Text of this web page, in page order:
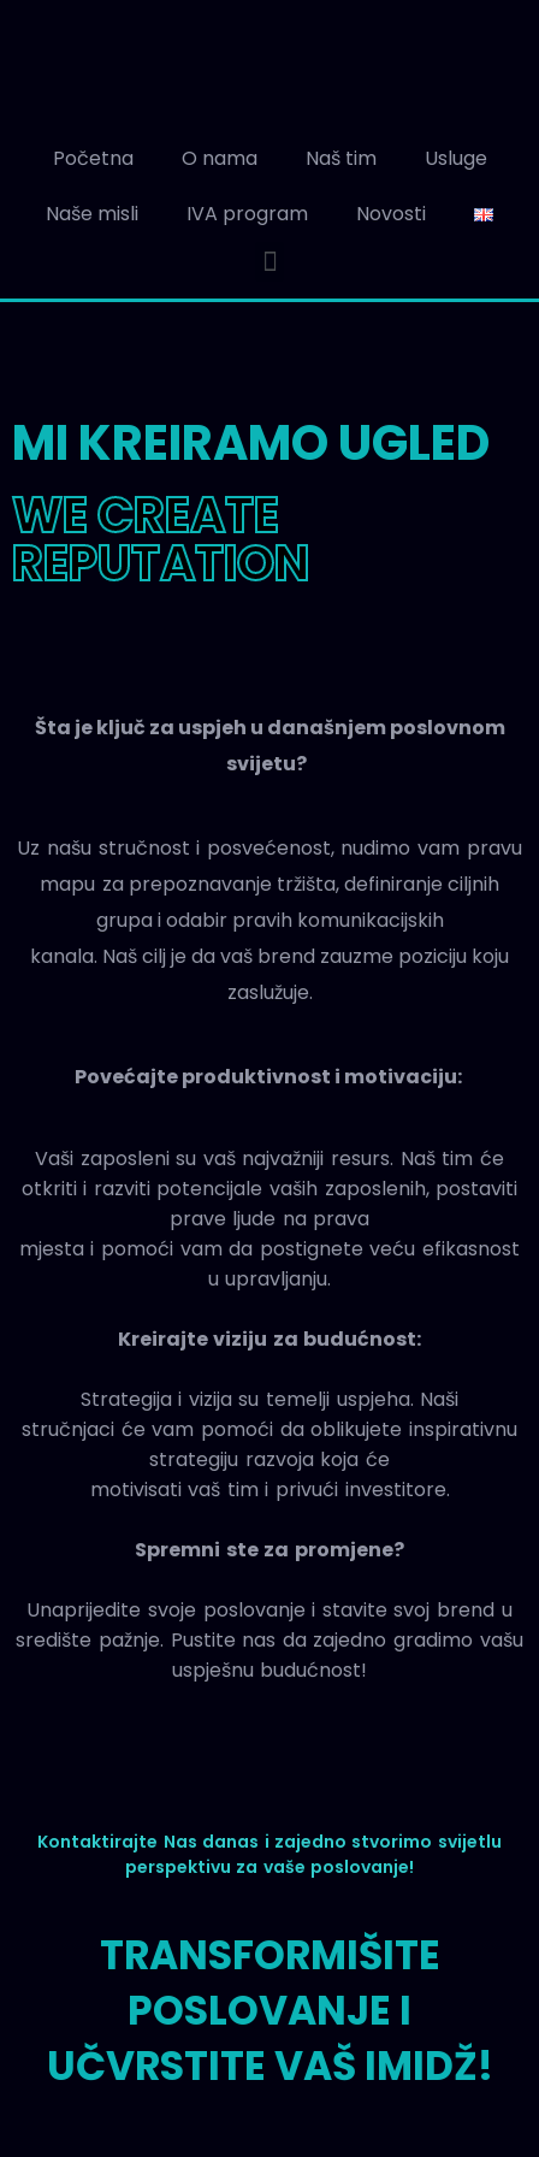
Početna O nama Naš tim
Usluge
Naše misli
IVA program Novosti
MI KREIRAMO UGLED
WE CREATE
REPUTATION
Šta je ključ za uspjeh u današnjem poslovnom
svijetu?
Uz našu stručnost i posvećenost, nudimo vam pravu
mapu za prepoznavanje tržišta, definiranje ciljnih
grupa i odabir pravih komunikacijskih
kanala. Naš cilj je da vaš brend zauzme poziciju koju
zaslužuje.
Povećajte produktivnost i motivaciju:
Vaši zaposleni su vaš najvažniji resurs. Naš tim će
otkriti i razviti potencijale vaših zaposlenih, postaviti
prave ljude na prava
mjesta i pomoći vam da postignete veću efikasnost
u upravljanju.
Kreirajte viziju za budućnost:
Strategija i vizija su temelji uspjeha. Naši
stručnjaci će vam pomoći da oblikujete inspirativnu
strategiju razvoja koja će
motivisati vaš tim i privući investitore.
Spremni ste za promjene?
Unaprijedite svoje poslovanje i stavite svoj brend u
središte pažnje. Pustite nas da zajedno gradimo vašu
uspješnu budućnost!
Kontaktirajte Nas danas i zajedno stvorimo svijetlu
perspektivu za vaše poslovanje!
TRANSFORMIŠITE
POSLOVANJE I
UČVRSTITE VAŠ IMIDŽ!